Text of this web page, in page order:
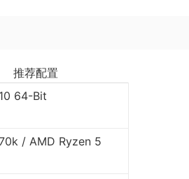
置
64-Bit
/ AMD Ryzen 5